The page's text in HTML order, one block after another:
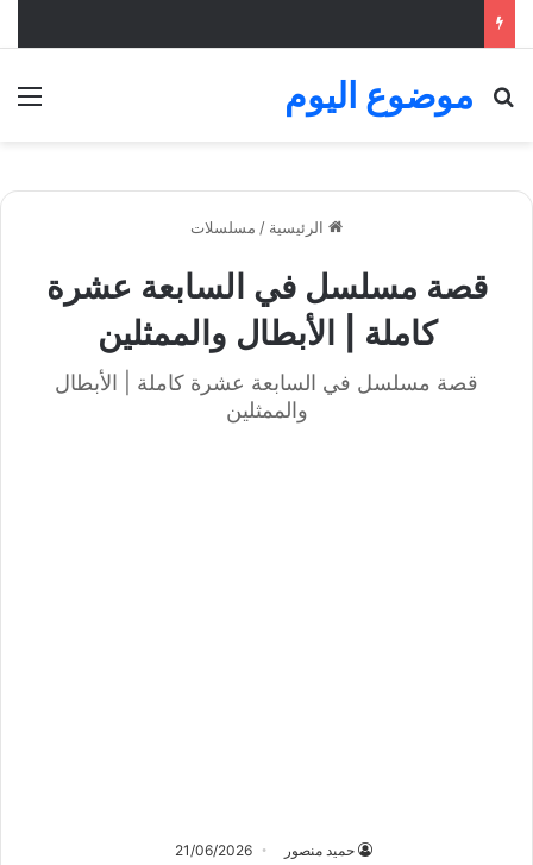
موضوع اليوم
بحث عن
الرئيسية / مسلسلات
قصة مسلسل في السابعة عشرة
كاملة | الأبطال والممثلين
قصة مسلسل في السابعة عشرة كاملة | الأبطال
والممثلين
حميد منصور 21/06/2026